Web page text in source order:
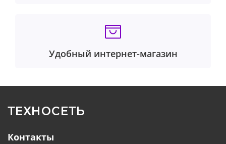
Удобный интернет-магазин
ТЕХНОСЕТЬ
Контакты